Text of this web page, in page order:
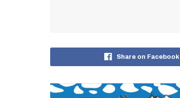
Share on Facebook